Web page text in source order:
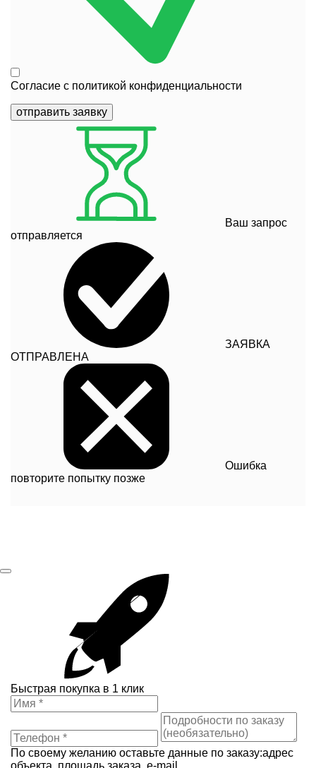
Согласие с политикой конфиденциальности
отправить заявку
Ваш запрос
отправляется
ЗАЯВКА
ОТПРАВЛЕНА
Ошибка
повторите попытку позже
Быстрая покупка в 1 клик
По своему желанию оставьте данные по заказу:адрес
объекта, площадь заказа, e-mail